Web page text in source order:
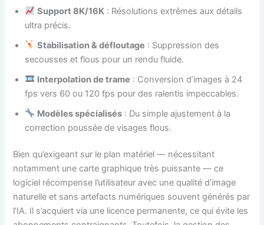
Support 8K/16K : Résolutions extrêmes aux détails
ultra précis.
Stabilisation & défloutage : Suppression des
secousses et flous pour un rendu fluide.
Interpolation de trame : Conversion d’images à 24
fps vers 60 ou 120 fps pour des ralentis impeccables.
Modèles spécialisés : Du simple ajustement à la
correction poussée de visages flous.
Bien qu’exigeant sur le plan matériel — nécessitant
notamment une carte graphique très puissante — ce
logiciel récompense l’utilisateur avec une qualité d’image
naturelle et sans artefacts numériques souvent générés par
l’IA. Il s’acquiert via une licence permanente, ce qui évite les